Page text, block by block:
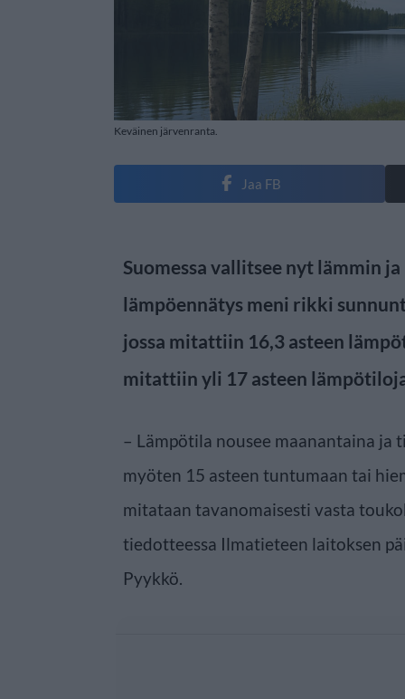
Keväinen järvenranta.
Jaa FB
Suomessa vallitsee nyt lämmin
lämpöennätys meni rikki
jossa mitattiin 16,3 asteen
mitattiin yli 17 asteen
– Lämpötila nousee maanantaina ja
myöten 15 asteen tuntumaan tai
mitataan tavanomaisesti vasta
tiedotteessa Ilmatieteen laitoksen
Pyykkö.